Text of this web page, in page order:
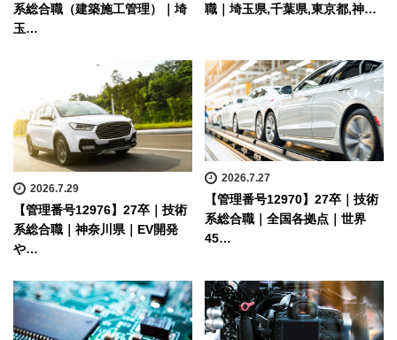
系総合職（建築施工管理）｜埼
玉…
職｜埼玉県,千葉県,東京都,神…
2026.7.29
【管理番号12976】27卒｜技術
系総合職｜神奈川県｜EV開発
や…
2026.7.27
【管理番号12970】27卒｜技術
系総合職｜全国各拠点｜世界
45…